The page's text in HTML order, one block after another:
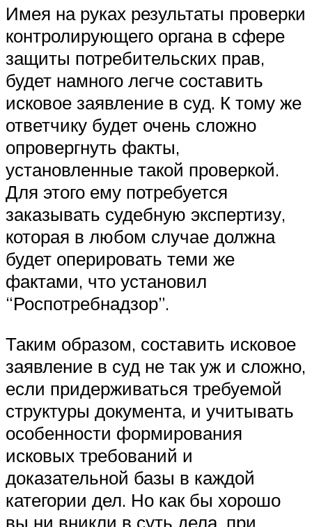
Имея на руках результаты проверки
контролирующего органа в сфере
защиты потребительских прав,
будет намного легче составить
исковое заявление в суд. К тому же
ответчику будет очень сложно
опровергнуть факты,
установленные такой проверкой.
Для этого ему потребуется
заказывать судебную экспертизу,
которая в любом случае должна
будет оперировать теми же
фактами, что установил
“Роспотребнадзор”.
Таким образом, составить исковое
заявление в суд не так уж и сложно,
если придерживаться требуемой
структуры документа, и учитывать
особенности формирования
исковых требований и
доказательной базы в каждой
категории дел. Но как бы хорошо
вы ни вникли в суть дела, при